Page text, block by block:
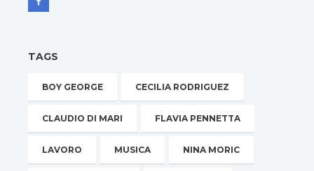
TAGS
BOY GEORGE CECILIA RODRIGUEZ
CLAUDIO DI MARI FLAVIA PENNETTA
LAVORO MUSICA NINA MORIC